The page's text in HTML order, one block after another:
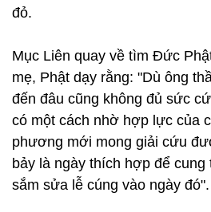
đỏ.
Mục Liên quay về tìm Đức
mẹ, Phật dạy rằng: "Dù ông
đến đâu cũng không đủ sức
có một cách nhờ hợp lực của
phương mới mong giải cứu
bảy là ngày thích hợp để
sắm sửa lễ cúng vào ngày đó".